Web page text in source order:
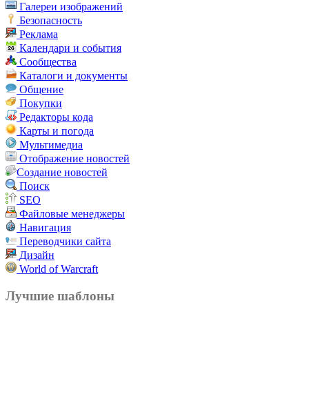
Галереи изображений
Безопасность
Реклама
Календари и события
Сообщества
Каталоги и документы
Общение
Покупки
Редакторы кода
Карты и погода
Мультимедиа
Отображение новостей
Создание новостей
Поиск
SEO
Файловые менеджеры
Навигация
Переводчики сайта
Дизайн
World of Warcraft
Лучшие шаблоны